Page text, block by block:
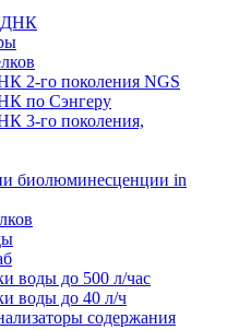
ДНК
2-го поколения NGS
по Сэнгеру
3-го поколения,
биолюминесценции in
воды до 500 л/час
воды до 40 л/ч
содержания